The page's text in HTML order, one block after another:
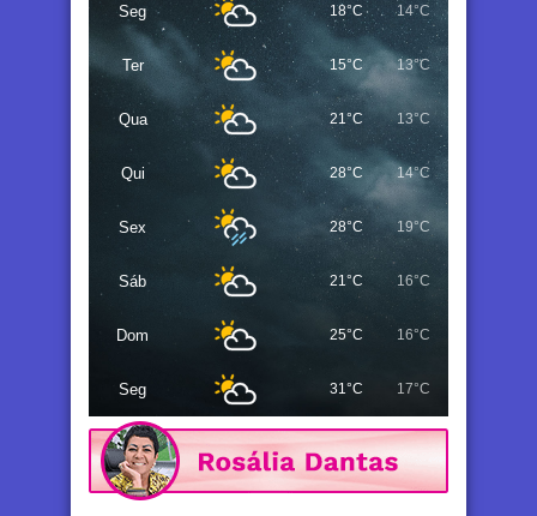
Seg 18°C 14°C
Ter 15°C 13°C
Qua 21°C 13°C
Qui 28°C 14°C
Sex 28°C 19°C
Sáb 21°C 16°C
Dom 25°C 16°C
Seg 31°C 17°C